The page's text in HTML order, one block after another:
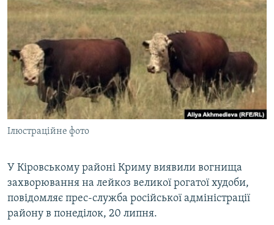
пошуку
ІНТЕРВ'Ю
ВСЕ ЗА ДЕНЬ
СПЕЦПРОЕКТИ
ДЕПОРТАЦІЯ
ВІДЕОУРОКИ «ELIFBE»
СВІДЧЕННЯ ОКУПАЦІЇ
УКРАЇНСЬКА ПРОБЛЕМА КРИМУ
ЯК ОБІЙТИ БЛОКУВАННЯ
Русский
Qırımtatar
Усі сайти RFE/RL
Ілюстраційне фото
У Кіровському районі Криму виявили вогнища
захворювання на лейкоз великої рогатої худоби,
повідомляє прес-служба російської адміністрації
району в понеділок, 20 липня.